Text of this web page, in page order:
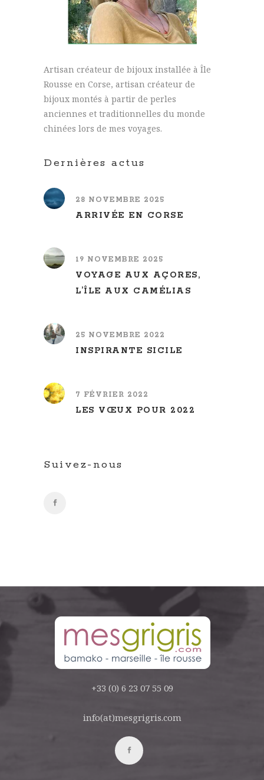
Artisan créateur de bijoux installée à Île
Rousse en Corse, artisan créateur de
bijoux montés à partir de perles
anciennes et traditionnelles du monde
chinées lors de mes voyages.
Dernières actus
28 NOVEMBRE 2025
ARRIVÉE EN CORSE
19 NOVEMBRE 2025
VOYAGE AUX AÇORES,
L’ÎLE AUX CAMÉLIAS
25 NOVEMBRE 2022
INSPIRANTE SICILE
7 FÉVRIER 2022
LES VŒUX POUR 2022
Suivez-nous
+33 (0) 6 23 07 55 09
info(at)mesgrigris.com